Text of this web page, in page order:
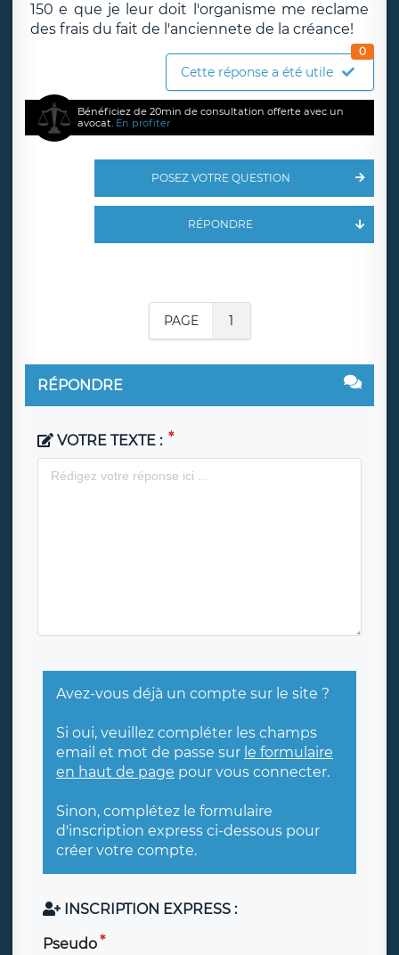
150 e que je leur doit l'organisme me reclame
des frais du fait de l'anciennete de la créance!
Cette réponse a été utile
0
Bénéficiez de 20min de consultation offerte avec un
avocat. En profiter
POSEZ VOTRE QUESTION
RÉPONDRE
PAGE 1
RÉPONDRE
VOTRE TEXTE :
Avez-vous déjà un compte sur le site ?
Si oui, veuillez compléter les champs
email et mot de passe sur le formulaire
en haut de page pour vous connecter.
Sinon, complétez le formulaire
d'inscription express ci-dessous pour
créer votre compte.
INSCRIPTION EXPRESS :
Pseudo